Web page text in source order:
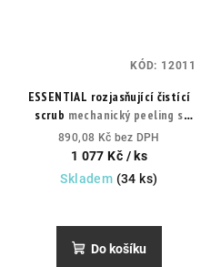
ESSENTIAL rozjasňující čistící
scrub mechanický peeling s
dvojitou exfoliací. Čistí póry,
odstraňuje nečistoty a
zanechává pleť hladkou a
rozzářenou.
890,08 Kč bez DPH
1 077 Kč / ks
Skladem (34 ks)
hodnocení
produktu
Do košíku
KÓD: 12011